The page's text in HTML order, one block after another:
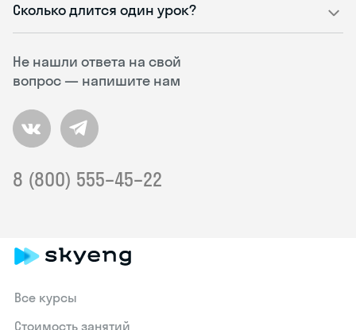
Не нашли ответа на свой
вопрос — напишите нам
8 (800) 555–45–22
Сколько длится один урок?
Все курсы
Стоимость занятий